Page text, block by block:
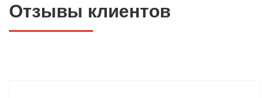
Отзывы клиентов